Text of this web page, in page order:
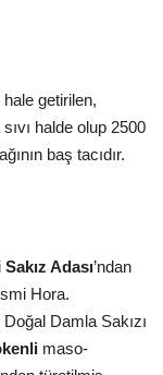
getirilen,
halde olup 2500
baş tacıdır.
Sakız Adası’ndan
Hora.
Damla Sakızı
maso-